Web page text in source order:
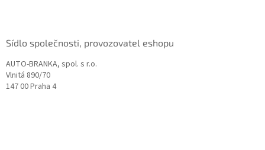
Sídlo společnosti, provozovatel eshopu
AUTO-BRANKA, spol. s r.o.
Vlnitá 890/70
147 00 Praha 4